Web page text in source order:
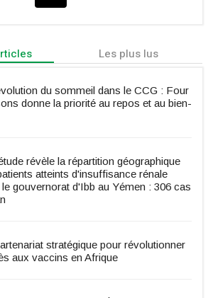
Les plus lus
du sommeil dans le CCG : Four
donne la priorité au repos et au bien-
révèle la répartition géographique
atteints d'insuffisance rénale
gouvernorat d'Ibb au Yémen : 306 cas
stratégique pour révolutionner
aux vaccins en Afrique